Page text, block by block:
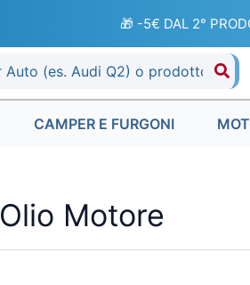
🎁 -5€ DAL 2°
CAMPER E FURGONI
Olio Motore
in
al
più
recente